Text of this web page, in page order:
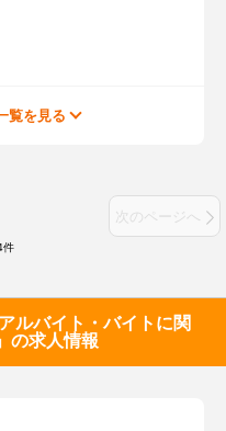
覧を見る
次のページへ
件
ルバイト・バイトに関
の求人情報